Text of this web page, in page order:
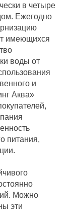
в четыре
Ежегодно
имеющихся
воды от
и
Аква»
питания,
Можно
эти